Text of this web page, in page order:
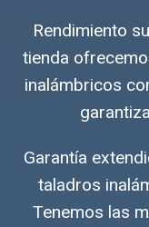
Rendimiento
tienda
inalámbricos
Garantía
taladros
Tenemos las